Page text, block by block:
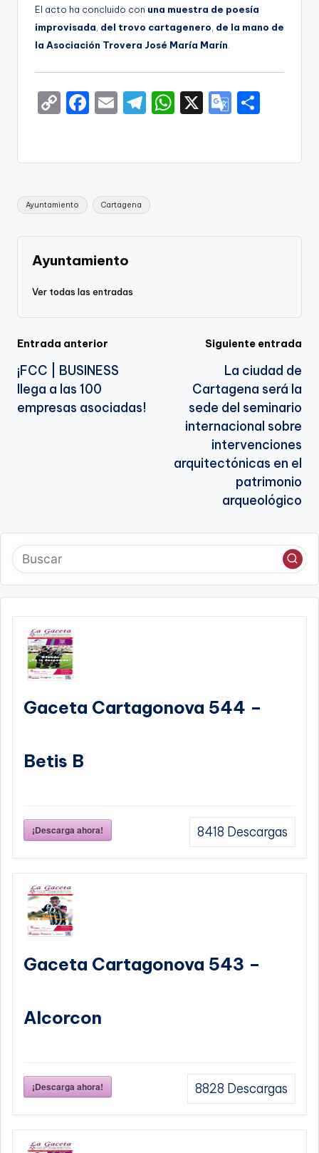
El acto ha concluido con una muestra de poesía
improvisada del trovo cartagenero de la mano de
la Asociación Trovera José María Marín
C
y
Li
n
k
F
e
b
o
o
k
E
l
T
gr
a
m
W
ts
p
X
G
gl
a
e
Etiquetas:
Ayuntamiento Cartagena
Ayuntamiento
Ver todas las entradas
Navegación
de
entradas
Entrada anterior
¡FCC | BUSINESS
llega a las 100
empresas asociadas!
Siguiente entrada
La ciudad de
Cartagena será la
sede del seminario
internacional sobre
intervenciones
arquitectónicas en el
patrimonio
arqueológico
Gaceta Cartagonova 544 –
Betis B
¡Descarga ahora! 8418 Descargas
Gaceta Cartagonova 543 –
Alcorcon
¡Descarga ahora! 8828 Descargas